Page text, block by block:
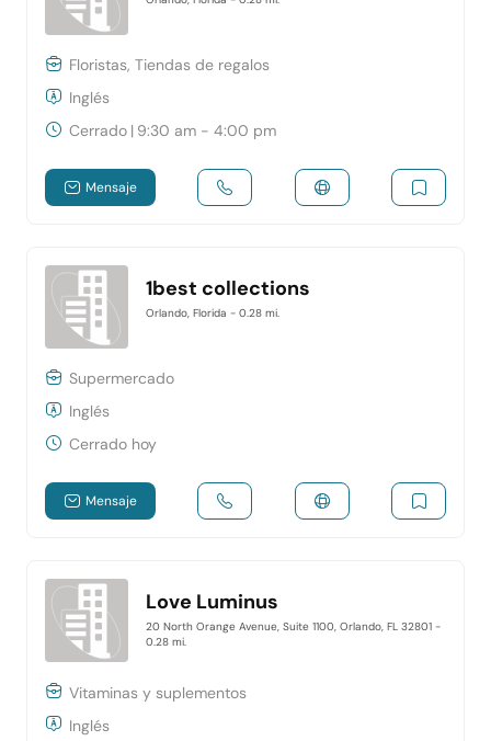
Floristas, Tiendas de regalos
Inglés
Cerrado | 9:30 am - 4:00 pm
Mensaje
1best collections
Orlando, Florida - 0.28 mi.
Supermercado
Inglés
Cerrado hoy
Mensaje
Love Luminus
20 North Orange Avenue, Suite 1100, Orlando, FL 32801 -
0.28 mi.
Vitaminas y suplementos
Inglés